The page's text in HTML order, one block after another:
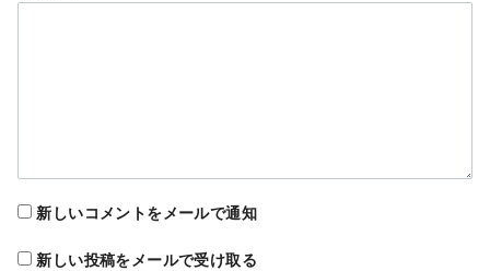
新しいコメントをメールで通知
新しい投稿をメールで受け取る